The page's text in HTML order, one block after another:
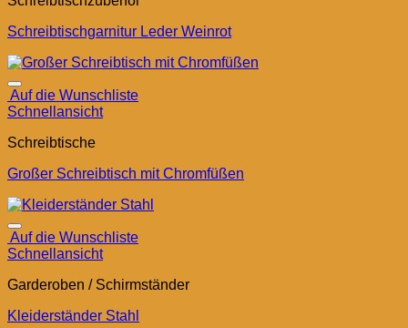
Schreibtischgarnitur Leder Weinrot
Auf die Wunschliste
Schnellansicht
Schreibtische
Großer Schreibtisch mit Chromfüßen
Auf die Wunschliste
Schnellansicht
Garderoben / Schirmständer
Kleiderständer Stahl